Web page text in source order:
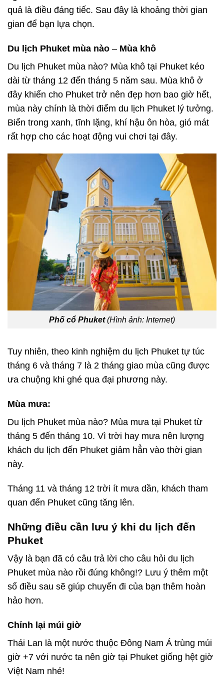
quả là điều đáng tiếc. Sau đây là khoảng thời gian
gian để bạn lựa chọn.
Du lịch Phuket mùa nào – Mùa khô
Du lịch Phuket mùa nào? Mùa khô tại Phuket kéo
dài từ tháng 12 đến tháng 5 năm sau. Mùa khô ở
đây khiến cho Phuket trở nên đẹp hơn bao giờ hết,
mùa này chính là thời điểm du lịch Phuket lý tưởng.
Biển trong xanh, tĩnh lặng, khí hậu ôn hòa, gió mát
rất hợp cho các hoạt động vui chơi tại đây.
Phố cổ Phuket(Hình ảnh: Internet)
Tuy nhiên, theo kinh nghiệm du lịch Phuket tự túc
tháng 6 và tháng 7 là 2 tháng giao mùa cũng được
ưa chuộng khi ghé qua đại phương này.
Mùa mưa:
Du lịch Phuket mùa nào? Mùa mưa tại Phuket từ
tháng 5 đến tháng 10. Vì trời hay mưa nên lượng
khách du lịch đến Phuket giảm hẳn vào thời gian
này.
Tháng 11 và tháng 12 trời ít mưa dần, khách tham
quan đến Phuket cũng tăng lên.
Những điều cần lưu ý khi du lịch đến
Phuket
Vậy là bạn đã có câu trả lời cho câu hỏi du lịch
Phuket mùa nào rồi đúng không!? Lưu ý thêm một
số điều sau sẽ giúp chuyến đi của bạn thêm hoàn
hảo hơn.
Chỉnh lại múi giờ
Thái Lan là một nước thuộc Đông Nam Á trùng múi
giờ +7 với nước ta nên giờ tại Phuket giống hệt giờ
Việt Nam nhé!